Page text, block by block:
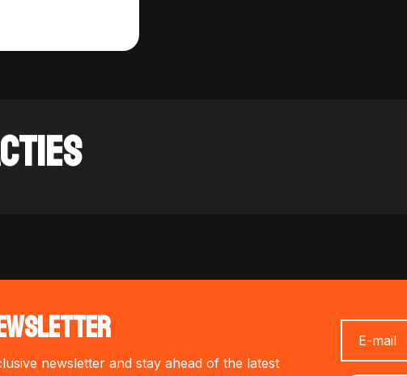
newsletter and stay ahead of the latest